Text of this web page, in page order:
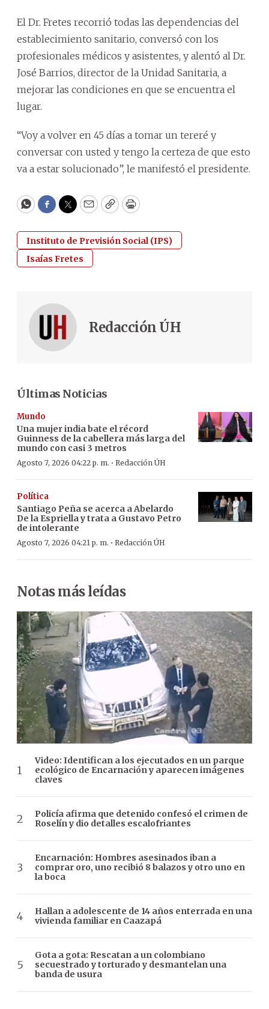
El Dr. Fretes recorrió todas las dependencias del
establecimiento sanitario, conversó con los
profesionales médicos y asistentes, y alentó al Dr.
José Barrios, director de la Unidad Sanitaria, a
mejorar las condiciones en que se encuentra el
lugar.
“Voy a volver en 45 días a tomar un tereré y
conversar con usted y tengo la certeza de que esto
va a estar solucionado”, le manifestó el presidente.
WhatsApp
Facebook
Twitter
EmailCopyPrint
Instituto de Previsión Social (IPS)
Isaías Fretes
Redacción ÚH
Últimas Noticias
Mundo
Una mujer india bate el récord
Guinness de la cabellera más larga del
mundo con casi 3 metros
Agosto 7, 2026 04:22 p. m. · Redacción ÚH
Política
Santiago Peña se acerca a Abelardo
De la Espriella y trata a Gustavo Petro
de intolerante
Agosto 7, 2026 04:21 p. m. · Redacción ÚH
Notas más leídas
Video: Identifican a los ejecutados en un parque
ecológico de Encarnación y aparecen imágenes
claves
Policía afirma que detenido confesó el crimen de
Roselín y dio detalles escalofriantes
Encarnación: Hombres asesinados iban a
comprar oro, uno recibió 8 balazos y otro uno en
la boca
Hallan a adolescente de 14 años enterrada en una
vivienda familiar en Caazapá
Gota a gota: Rescatan a un colombiano
secuestrado y torturado y desmantelan una
banda de usura